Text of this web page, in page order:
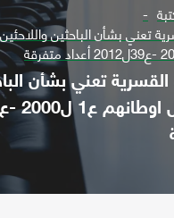
تعني بشأن الباحثين
تعني بشأن